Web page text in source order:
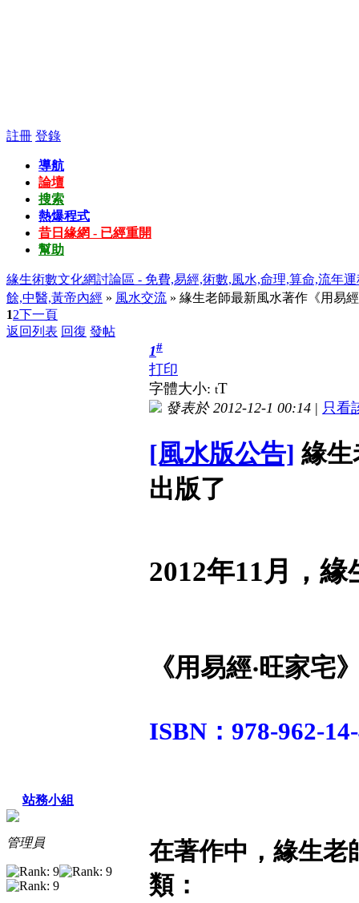
註冊 登錄
導航
論壇
搜索
熱爆程式
昔日緣網 - 已經重開
幫助
緣生術數文化網討論區 - 免費,易經,術數,風水,命理,算命,流年
餘,中醫,黃帝內經 » 風水交流 » 緣生老師最新風水著作《用易
12下一頁
返回列表 回復 發帖
站務小組
管理員
1#
打印
字體大小: tT
發表於 2012-12-1 00:14 | 只看
[風水版公告] 緣生
出版了
2012年11月，
《用易經‧旺家宅
ISBN：978-962-
在著作中，緣生老
類：